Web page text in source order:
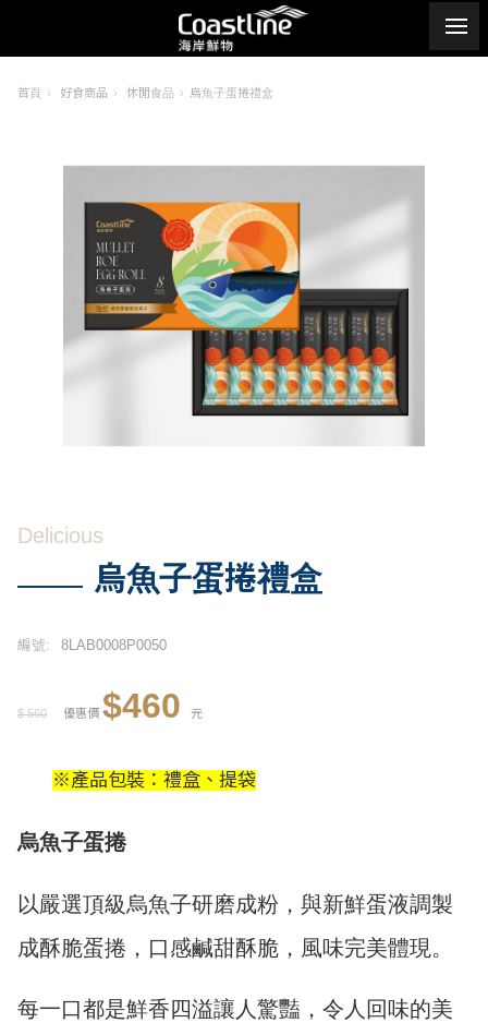
首頁 好食商品 休閒食品 烏魚子蛋捲禮盒
Delicious
烏魚子蛋捲禮盒
編號: 8LAB0008P0050
$ 560 優惠價 $460 元
※產品包裝：禮盒、提袋
烏魚子蛋捲
以嚴選頂級烏魚子研磨成粉，與新鮮蛋液調製
成酥脆蛋捲， 口感鹹甜酥脆，風味完美體現。
每一口都是鮮香四溢讓人驚豔， 令人回味的美